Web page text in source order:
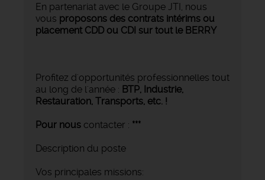
En partenariat avec le Groupe JTI, nous
vous proposons des contrats intérims ou
placement CDD ou CDI sur tout le BERRY
Profitez d'opportunités professionnelles tout
au long de l'année : BTP, Industrie,
Restauration, Transports, etc. !
Pour nous contacter : ***
Description du poste
Vos principales missions: